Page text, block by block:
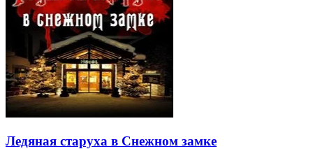
Ледяная старуха в Снежном замке